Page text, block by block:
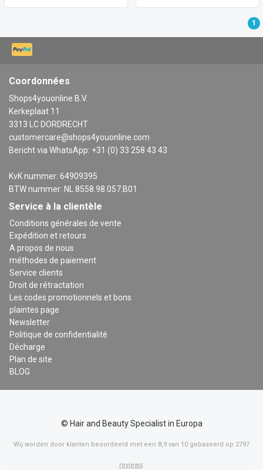
1
Coordonnées
Shops4youonline B.V.
Kerkeplaat 11
3313 LC DORDRECHT
customercare@shops4youonline.com
Bericht via WhatsApp: +31 (0) 33 258 43 43
KvK nummer: 64909395
BTW nummer: NL 8558.98.057.B01
Service à la clientèle
Conditions générales de vente
Expédition et retours
A propos de nous
méthodes de paiement
Service clients
Droit de rétractation
Les codes promotionnels et bons
plaintes page
Newsletter
Politique de confidentialité
Décharge
Plan de site
BLOG
© Hair and Beauty Specialist in Europa
Wij worden door klanten beoordeeld met een 8,9 van 10 gebaseerd op 2797
reviews.